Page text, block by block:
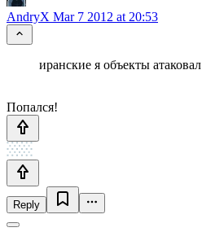
AndryX Mar 7 2012 at 20:53
иранские я объекты атаковал
Попался!
Reply